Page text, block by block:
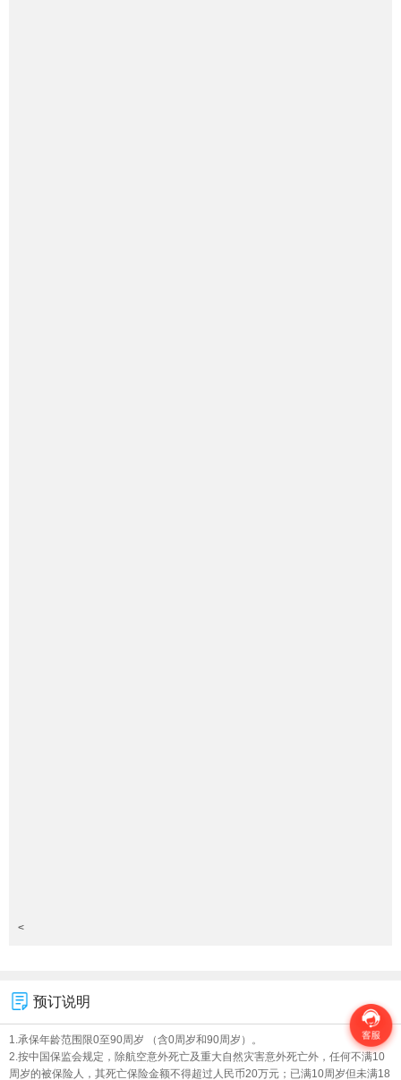
<
预订说明
1.承保年龄范围限0至90周岁 （含0周岁和90周岁）。
2.按中国保监会规定，除航空意外死亡及重大自然灾害意外死亡外，任何不满10
周岁的被保险人，其死亡保险金额不得超过人民币20万元；已满10周岁但未满18